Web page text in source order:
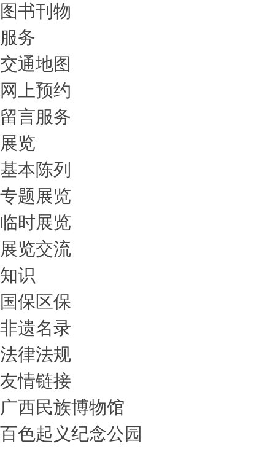
图书刊物
服务
交通地图
网上预约
留言服务
展览
基本陈列
专题展览
临时展览
展览交流
知识
国保区保
非遗名录
法律法规
友情链接
广西民族博物馆
百色起义纪念公园